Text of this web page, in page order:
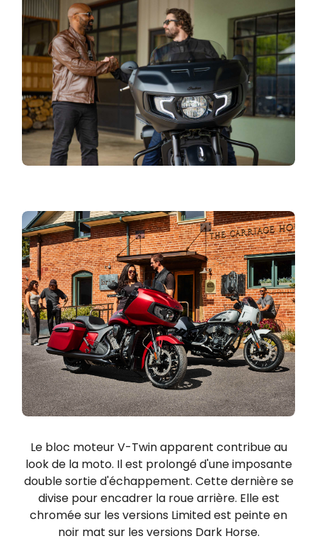
Le bloc moteur V-Twin apparent contribue au
look de la moto. Il est prolongé d'une imposante
double sortie d'échappement. Cette dernière se
divise pour encadrer la roue arrière. Elle est
chromée sur les versions Limited est peinte en
noir mat sur les versions Dark Horse.